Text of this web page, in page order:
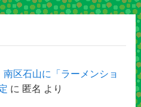
区石山に「ラーメンショ
に 匿名 より